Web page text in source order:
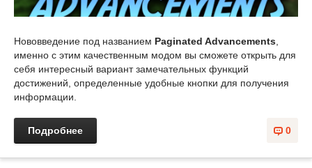
Нововведение под названием Paginated Advancements,
именно с этим качественным модом вы сможете открыть для
себя интересный вариант замечательных функций
достижений, определенные удобные кнопки для получения
информации.
0
Подробнее